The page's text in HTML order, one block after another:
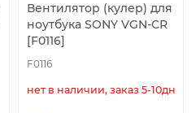
Вентилятор (кулер) для
ноутбука SONY VGN-CR
[F0116]
F0116
нет в наличии, заказ 5-10дн.